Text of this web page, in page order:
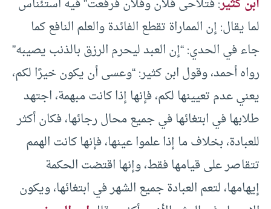
لما يقال: إن المماراة تقطع الفائدة والعلم النافع كما
جاء في الحدي: “إن العبد ليحرم الرزق بالذنب يصيبه”
رواه أحمد، وقول ابن كثير: “وعسى أن يكون خيرًا لكم،
يعني عدم تعيينها لكم، فإنها إذا كانت مبهمة، اجتهد
طلابها في ابتغائها في جميع محال رجائها، فكان أكثر
للعبادة، بخلاف ما إذا علموا عينها، فإنها كانت الهمم
تتقاصر على قيامها فقط، وإنها اقتضت الحكمة
إيهامها، لتعم العبادة جميع الشهر في ابتغائها، ويكون